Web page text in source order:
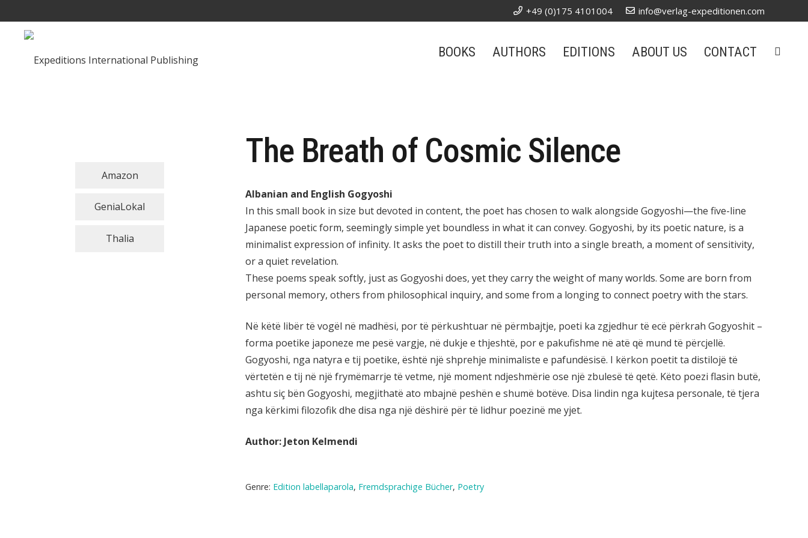
+49 (0)175 4101004 info@verlag-expeditionen.com
BOOKS AUTHORS EDITIONS ABOUT US CONTACT
Amazon
GeniaLokal
Thalia
The Breath of Cosmic Silence
Albanian and English Gogyoshi
In this small book in size but devoted in content, the poet has chosen to walk alongside Gogyoshi—the five-line
Japanese poetic form, seemingly simple yet boundless in what it can convey. Gogyoshi, by its poetic nature, is a
minimalist expression of infinity. It asks the poet to distill their truth into a single breath, a moment of sensitivity,
or a quiet revelation.
These poems speak softly, just as Gogyoshi does, yet they carry the weight of many worlds. Some are born from
personal memory, others from philosophical inquiry, and some from a longing to connect poetry with the stars.
Në këtë libër të vogël në madhësi, por të përkushtuar në përmbajtje, poeti ka zgjedhur të ecë përkrah Gogyoshit –
forma poetike japoneze me pesë vargje, në dukje e thjeshtë, por e pakufishme në atë që mund të përcjellë.
Gogyoshi, nga natyra e tij poetike, është një shprehje minimaliste e pafundësisë. I kërkon poetit ta distilojë të
vërtetën e tij në një frymëmarrje të vetme, një moment ndjeshmërie ose një zbulesë të qetë. Këto poezi flasin butë,
ashtu siç bën Gogyoshi, megjithatë ato mbajnë peshën e shumë botëve. Disa lindin nga kujtesa personale, të tjera
nga kërkimi filozofik dhe disa nga një dëshirë për të lidhur poezinë me yjet.
Author: Jeton Kelmendi
Genre: Edition labellaparola, Fremdsprachige Bücher, Poetry